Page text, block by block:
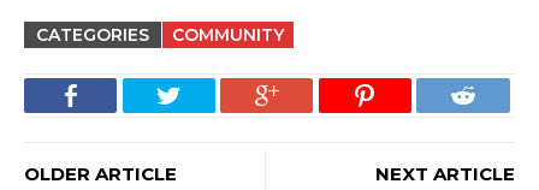
CATEGORIES COMMUNITY
OLDER ARTICLE
NEXT ARTICLE